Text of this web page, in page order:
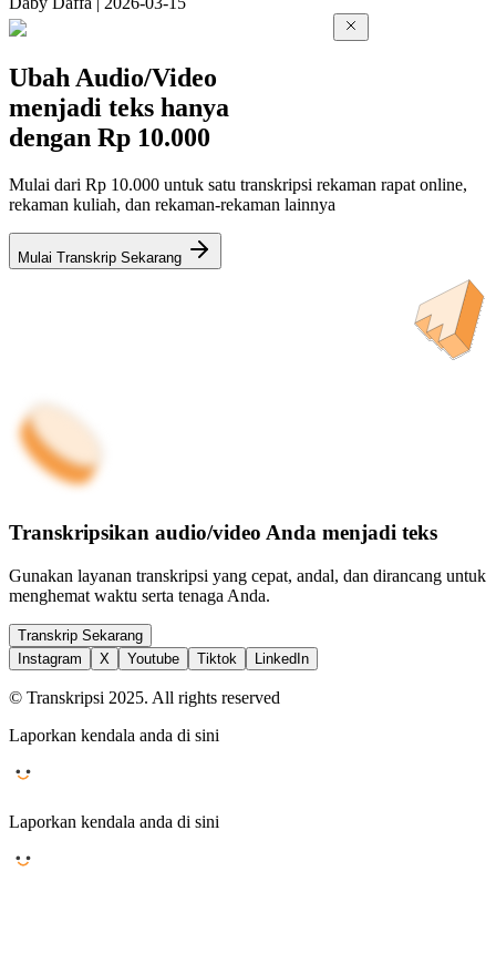
Ubah Audio/Video
menjadi teks hanya
dengan Rp 10.000
Mulai dari Rp 10.000 untuk satu transkripsi rekaman rapat online,
rekaman kuliah, dan rekaman-rekaman lainnya
Mulai Transkrip Sekarang
Transkripsikan audio/video Anda menjadi teks
Gunakan layanan transkripsi yang cepat, andal, dan dirancang untuk
menghemat waktu serta tenaga Anda.
Transkrip Sekarang
Instagram
X Youtube Tiktok LinkedIn
© Transkripsi 2025. All rights reserved
Laporkan kendala anda di sini
Laporkan kendala anda di sini